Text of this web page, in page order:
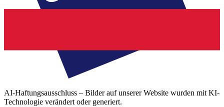
AI-Haftungsausschluss – Bilder auf unserer Website wurden mit KI-
Technologie verändert oder generiert.